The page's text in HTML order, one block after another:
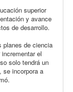
superior
y avance
de desarrollo.
planes de ciencia
el
solo tendrá un
se incorpora a